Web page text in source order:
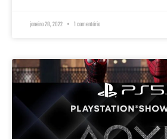
janeiro 28, 2022 1 comentário